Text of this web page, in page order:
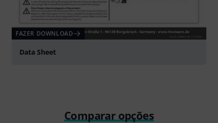
FAZER DOWNLOAD
Data Sheet
Comparar opções